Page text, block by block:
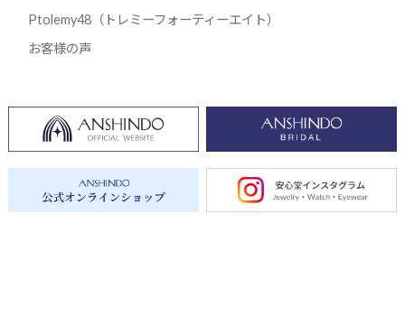
Ptolemy48（トレミーフォーティーエイト）
お客様の声